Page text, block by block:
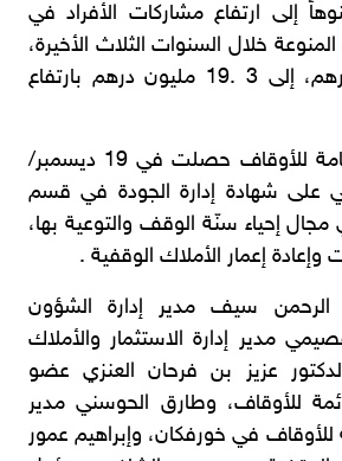
منوهاً إلى ارتفاع مشاركات الأفراد في
خلال السنوات الثلاث الأخيرة،
من 2 .7 مليون درهم، إلى 3 .19 مليون درهم بارتفاع
وقال إن الأمانة العامة للأوقاف حصلت في 19 ديسمبر/
على شهادة إدارة الجودة في قسم
مجال إحياء سنّة الوقف والتوعية بها،
وإعادة إعمار الأملاك الوقفية .
سيف مدير إدارة الشؤون
مدير إدارة الاستثمار والأملاك
عزيز بن فرحان العنزي عضو
للأوقاف، وطارق الحوسني مدير
للأوقاف في خورفكان، وإبراهيم عمور